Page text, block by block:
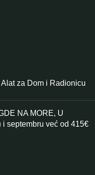
za Dom i Radionicu
NA MORE, U
septembru već od 415€